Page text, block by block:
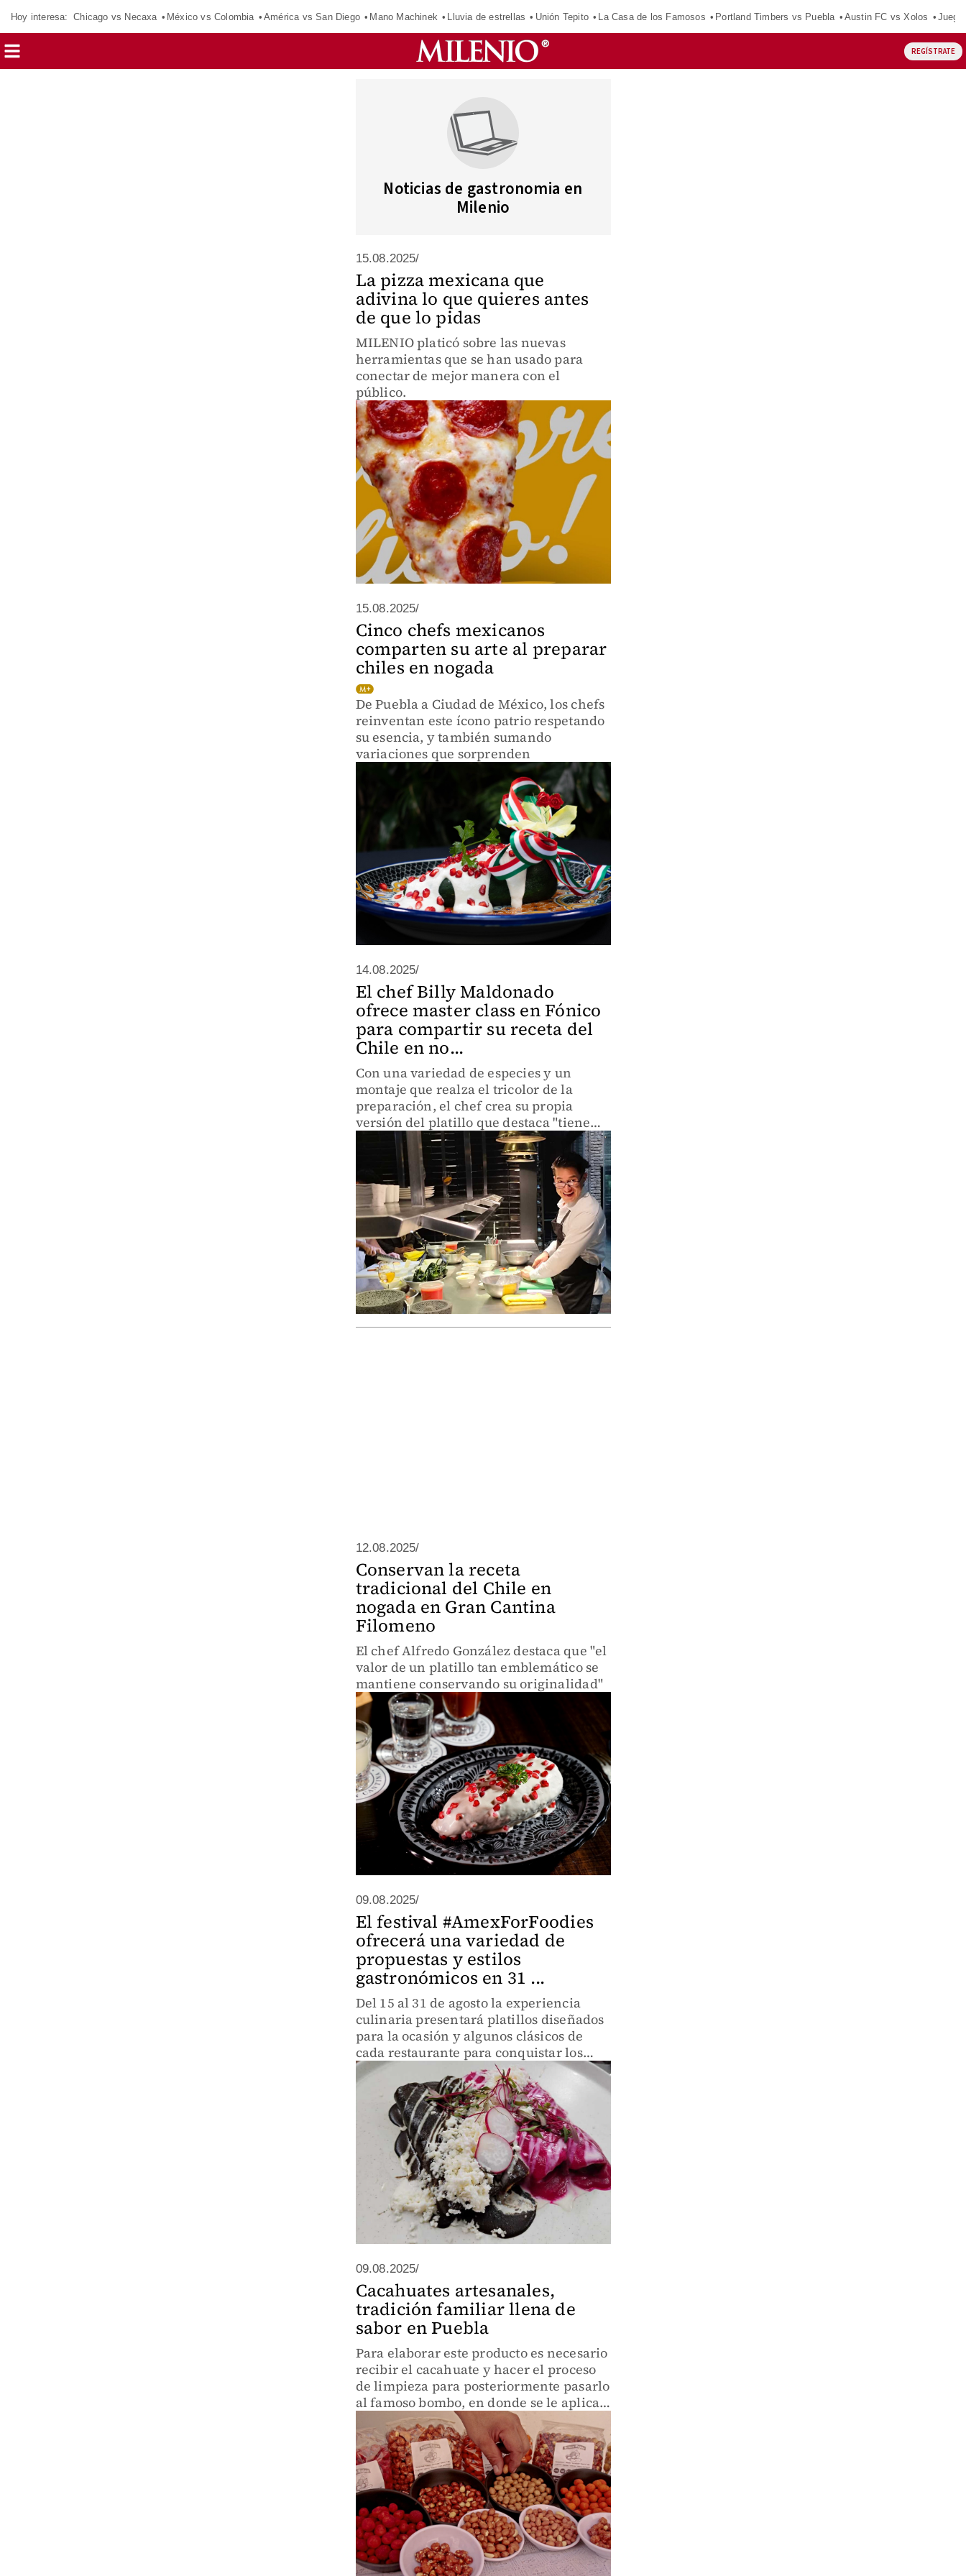
Hoy interesa: Chicago vs Necaxa México vs Colombia América vs San Diego Mano Machinek Lluvia de estrellas Unión Tepito La Casa de los Famosos Portland Timbers vs Puebla Austin FC vs Xolos
REGÍSTRATE
Noticias de gastronomia en
Milenio
15.08.2025/
La pizza mexicana que
adivina lo que quieres antes
de que lo pidas
MILENIO platicó sobre las nuevas
herramientas que se han usado para
conectar de mejor manera con el
público.
15.08.2025/
Cinco chefs mexicanos
comparten su arte al preparar
chiles en nogada
De Puebla a Ciudad de México, los chefs
reinventan este ícono patrio respetando
su esencia, y también sumando
variaciones que sorprenden
14.08.2025/
El chef Billy Maldonado
ofrece master class en Fónico
para compartir su receta del
Chile en no...
Con una variedad de especies y un
montaje que realza el tricolor de la
preparación, el chef crea su propia
versión del platillo que destaca "tiene
tantas propuestas, como cocineros que la
preparan"
12.08.2025/
Conservan la receta
tradicional del Chile en
nogada en Gran Cantina
Filomeno
El chef Alfredo González destaca que "el
valor de un platillo tan emblemático se
mantiene conservando su originalidad"
09.08.2025/
El festival #AmexForFoodies
ofrecerá una variedad de
propuestas y estilos
gastronómicos en 31 ...
Del 15 al 31 de agosto la experiencia
culinaria presentará platillos diseñados
para la ocasión y algunos clásicos de
cada restaurante para conquistar los
paladares de los tarjetahabientes,
explicó Jorge Guevara, Vicepresidente
de Asuntos Corporativos
09.08.2025/
Cacahuates artesanales,
tradición familiar llena de
sabor en Puebla
Para elaborar este producto es necesario
recibir el cacahuate y hacer el proceso
de limpieza para posteriormente pasarlo
al famoso bombo, en donde se le aplican
los saborizantes.